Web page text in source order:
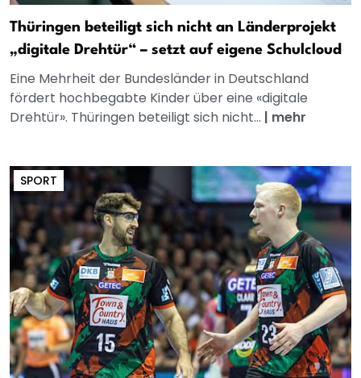
Thüringen beteiligt sich nicht an Länderprojekt
„digitale Drehtür“ – setzt auf eigene Schulcloud
Eine Mehrheit der Bundesländer in Deutschland
fördert hochbegabte Kinder über eine «digitale
Drehtür». Thüringen beteiligt sich nicht... | mehr
SPORT